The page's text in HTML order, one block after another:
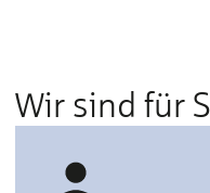
Wir sind für